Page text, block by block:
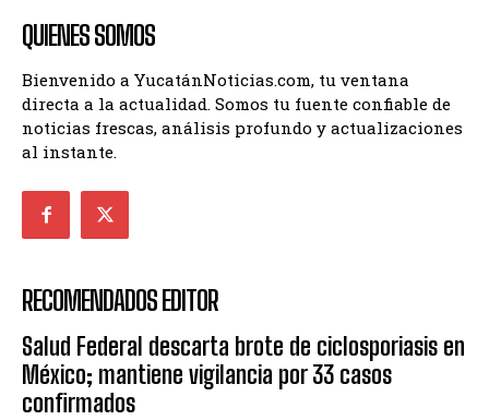
QUIENES SOMOS
Bienvenido a YucatánNoticias.com, tu ventana
directa a la actualidad. Somos tu fuente confiable de
noticias frescas, análisis profundo y actualizaciones
al instante.
RECOMENDADOS EDITOR
Salud Federal descarta brote de ciclosporiasis en
México; mantiene vigilancia por 33 casos
confirmados